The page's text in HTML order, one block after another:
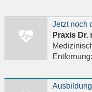
Praxis Dr.
Entfernung: